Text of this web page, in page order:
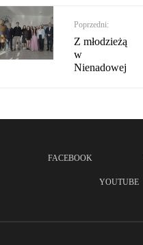
Poprzedni:
Z młodzieżą
w
Nienadowej
FACEBOOK
YOUTUBE